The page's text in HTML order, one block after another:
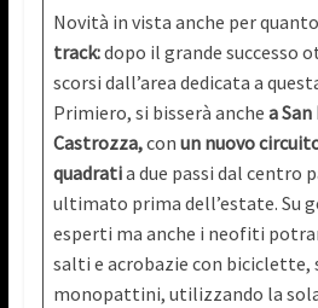
Novità in vista anche per
track:dopo il grande successo
scorsi dall’area dedicata a
Primiero, si bisserà anche a
Castrozza,con un nuovo
quadratia due passi dal centro
ultimato prima dell’estate. Su
esperti ma anche i neofiti
salti e acrobazie con biciclette,
monopattini, utilizzando la